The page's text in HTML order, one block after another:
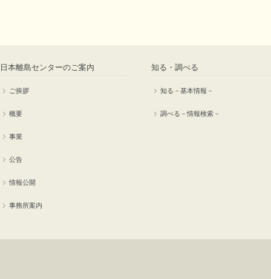
日本離島センターのご案内
ご挨拶
概要
事業
公告
情報公開
事務所案内
知る・調べる
知る－基本情報－
調べる－情報検索－